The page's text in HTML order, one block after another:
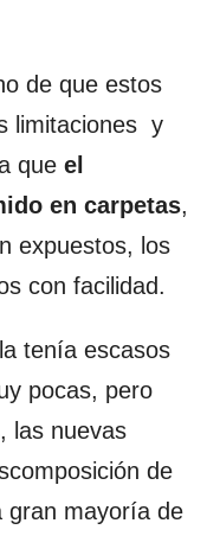
de que estos
limitaciones y
que el
en carpetas,
expuestos, los
con facilidad.
tenía escasos
pocas, pero
las nuevas
de
gran mayoría de